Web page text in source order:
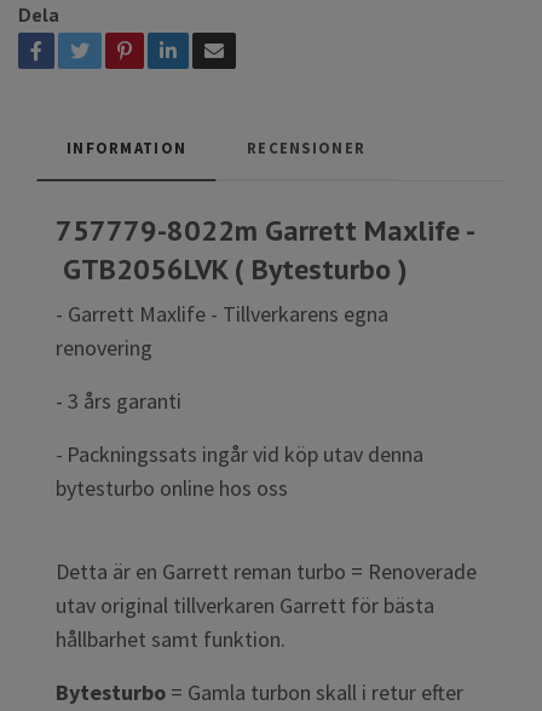
Dela
INFORMATION RECENSIONER
757779-8022m Garrett Maxlife -
GTB2056LVK ( Bytesturbo )
- Garrett Maxlife - Tillverkarens egna
renovering
- 3 års garanti
- Packningssats ingår vid köp utav denna
bytesturbo online hos oss
Detta är en Garrett reman turbo = Renoverade
utav original tillverkaren Garrett för bästa
hållbarhet samt funktion.
Bytesturbo = Gamla turbon skall i retur efter